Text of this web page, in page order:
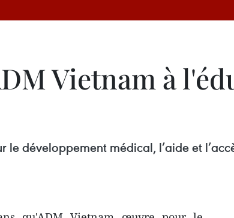
Vietnam à
développement médical, l’aide et